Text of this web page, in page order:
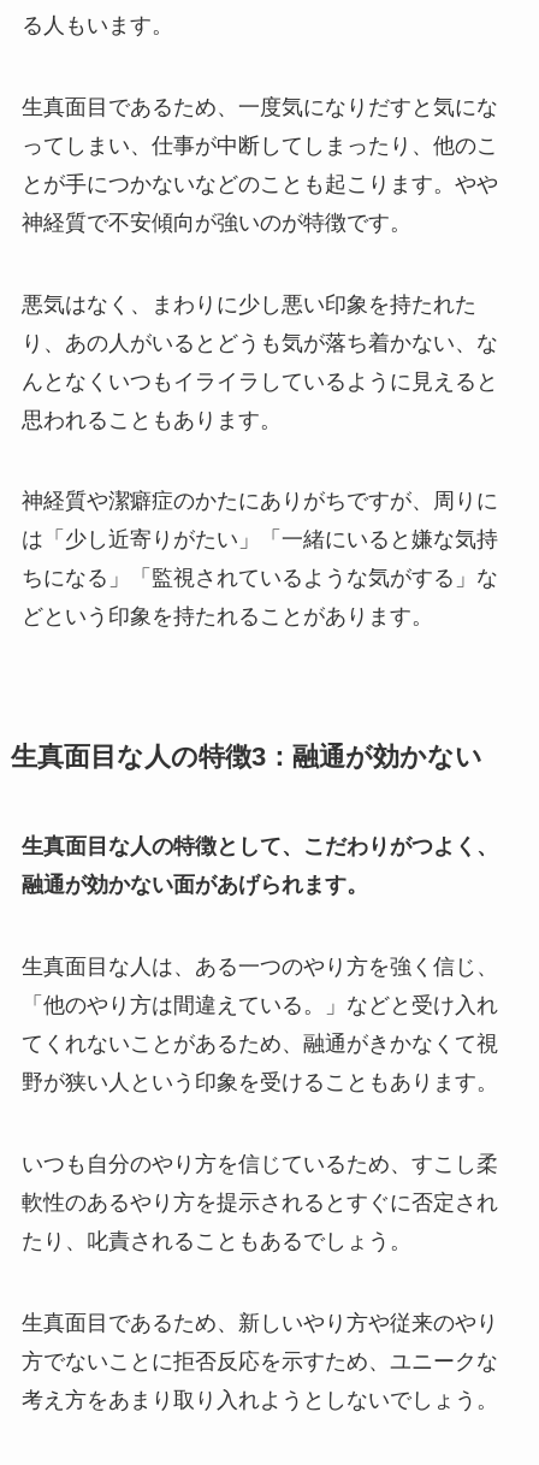
る人もいます。
生真面目であるため、一度気になりだすと気にな
ってしまい、仕事が中断してしまったり、他のこ
とが手につかないなどのことも起こります。やや
神経質で不安傾向が強いのが特徴です。
悪気はなく、まわりに少し悪い印象を持たれた
り、あの人がいるとどうも気が落ち着かない、な
んとなくいつもイライラしているように見えると
思われることもあります。
神経質や潔癖症のかたにありがちですが、周りに
は「少し近寄りがたい」「一緒にいると嫌な気持
ちになる」「監視されているような気がする」な
どという印象を持たれることがあります。
生真面目な人の特徴3：融通が効かない
生真面目な人の特徴として、こだわりがつよく、
融通が効かない面があげられます。
生真面目な人は、ある一つのやり方を強く信じ、
「他のやり方は間違えている。」などと受け入れ
てくれないことがあるため、融通がきかなくて視
野が狭い人という印象を受けることもあります。
いつも自分のやり方を信じているため、すこし柔
軟性のあるやり方を提示されるとすぐに否定され
たり、叱責されることもあるでしょう。
生真面目であるため、新しいやり方や従来のやり
方でないことに拒否反応を示すため、ユニークな
考え方をあまり取り入れようとしないでしょう。